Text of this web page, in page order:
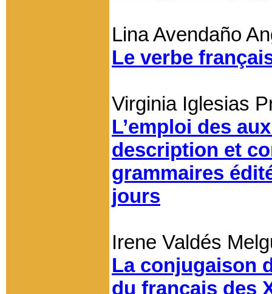
Lina Avendaño
Le verbe
Virginia Iglesias
L’emploi des
description et
grammaires
jours
Irene Valdés
La conjugaison
du français des